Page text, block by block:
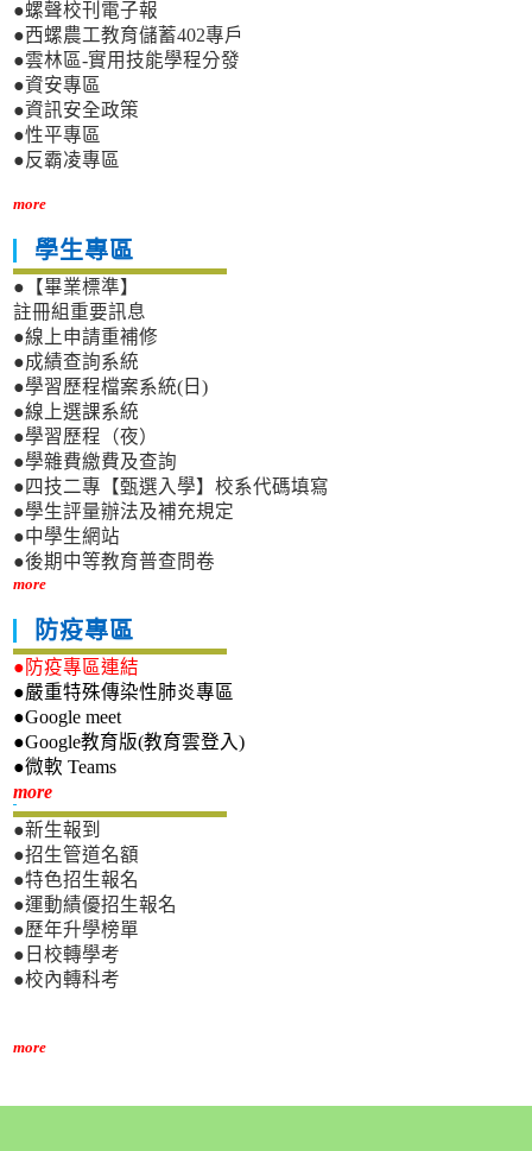
●螺聲校刊電子報
●西螺農工教育儲蓄402專戶
●雲林區-實用技能學程分發
●資安專區
●資訊安全政策
●性平專區
●反霸凌專區
more
學生專區
●【畢業標準】
註冊組重要訊息
●線上申請重補修
●成績查詢系統
●學習歷程檔案系統(日)
●線上選課系統
●學習歷程（夜）
●學雜費繳費及查詢
●四技二專【甄選入學】校系代碼填寫
●學生評量辦法及補充規定
●中學生網站
●後期中等教育普查問卷
more
防疫專區
●防疫專區連結
●嚴重特殊傳染性肺炎專區
●Google meet
●Google教育版(教育雲登入)
●微軟 Teams
more新生專區
●新生報到
●招生管道名額
●特色招生報名
●運動績優招生報名
●歷年升學榜單
●日校轉學考
●校內轉科考
more